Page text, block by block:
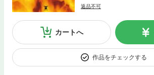
返品不可
カートへ
作品をチェックする